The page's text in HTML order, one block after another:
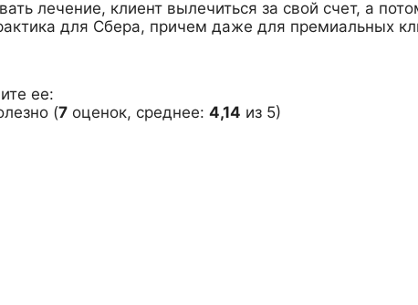
лечение, клиент вылечиться за свой счет, а
для Сбера, причем даже для премиальных
ее:
(7 оценок, среднее: 4,14 из 5)